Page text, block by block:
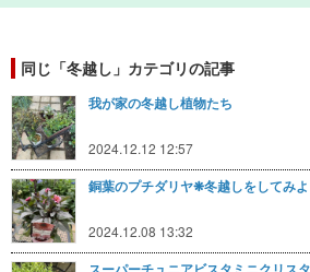
同じ「冬越し」カテゴリの記事
我が家の冬越し植物たち
2024.12.12 12:57
銅葉のプチダリヤ❋冬越しをしてみよ
2024.12.08 13:32